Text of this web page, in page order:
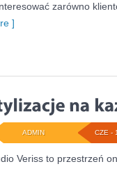
zarówno
]
CZE -
ADMIN
Veriss to przestrzeń